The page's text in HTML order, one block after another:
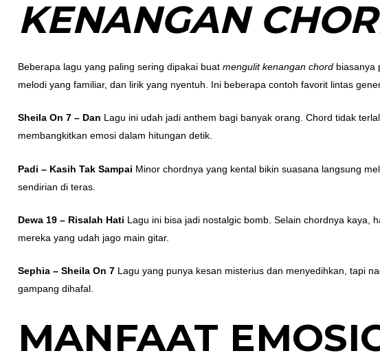
KENANGAN
Beberapa lagu yang paling sering dipakai buatmengulit kenangan chord biasanya
melodi yang familiar, dan lirik yang nyentuh. Ini beberapa contoh favorit lintas
Sheila On 7 – Dan Lagu ini udah jadi anthem bagi banyak orang. Chord tidak
membangkitkan emosi dalam hitungan detik.
Padi – Kasih Tak Sampai Minor chordnya yang kental bikin suasana langsung
sendirian di teras.
Dewa 19 – Risalah Hati Lagu ini bisa jadi nostalgic bomb. Selain chordnya kaya,
mereka yang udah jago main gitar.
Sephia – Sheila On 7 Lagu yang punya kesan misterius dan menyedihkan, tapi
gampang dihafal.
MANFAAT